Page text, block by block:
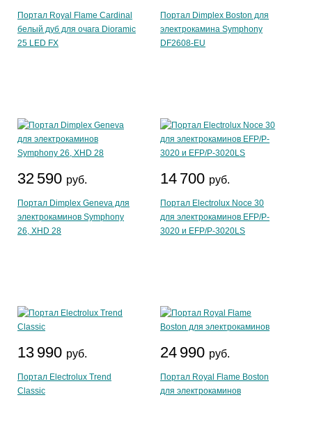
Портал Royal Flame Cardinal
белый дуб для очага Dioramic
25 LED FX
Портал Dimplex Boston для
электрокамина Symphony
DF2608-EU
32 590 руб.
Портал Dimplex Geneva для
электрокаминов Symphony
26, XHD 28
14 700 руб.
Портал Electrolux Noce 30
для электрокаминов EFP/P-
3020 и EFP/P-3020LS
13 990 руб.
Портал Electrolux Trend
Classic
24 990 руб.
Портал Royal Flame Boston
для электрокаминов